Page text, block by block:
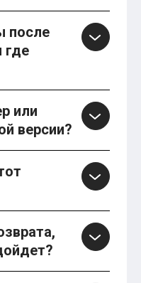
после
где
или
версии?